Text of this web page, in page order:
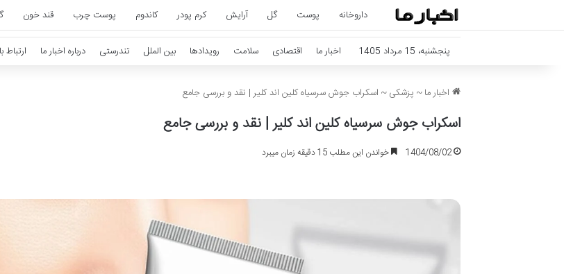
داروخانه پوست گل آرایش کرم پودر کاندوم پوست چرب قند خون
پنجشنبه، 15 مرداد 1405 اخبار ما اقتصادی سلامت رویدادها بین الملل تندرستی درباره اخبار ما ارتباط
اخبار ما ~ پزشکی ~ اسکراب جوش سرسیاه کلین اند کلیر | نقد و بررسی جامع
اسکراب جوش سرسیاه کلین اند کلیر | نقد و بررسی جامع
1404/08/02 خواندن این مطلب 15 دقیقه زمان میبرد